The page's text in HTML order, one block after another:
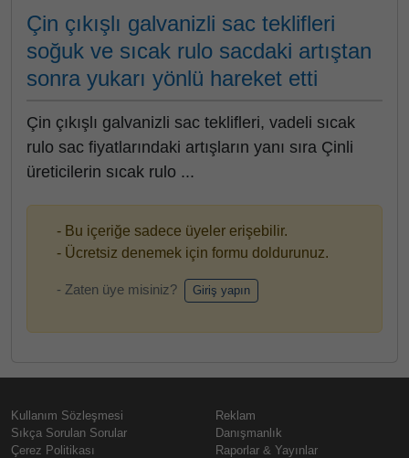
Çin çıkışlı galvanizli sac teklifleri
soğuk ve sıcak rulo sacdaki artıştan
sonra yukarı yönlü hareket etti
Çin çıkışlı galvanizli sac teklifleri, vadeli sıcak
rulo sac fiyatlarındaki artışların yanı sıra Çinli
üreticilerin sıcak rulo ...
- Bu içeriğe sadece üyeler erişebilir.
- Ücretsiz denemek için formu doldurunuz.
- Zaten üye misiniz? Giriş yapın
Kullanım Sözleşmesi
Sıkça Sorulan Sorular
Çerez Politikası
Reklam
Danışmanlık
Raporlar & Yayınlar